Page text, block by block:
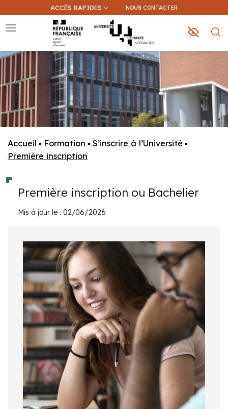
au
contenu
ACCÈS RAPIDES NOUS CONTACTER
Que recherchez-vous ?
Une information sur ce site
Une formation
Accueil ▪ Formation ▪ S’inscrire à l’Université ▪
Première inscription
Première inscription ou Bachelier
Mis à jour le : 02/06/2026